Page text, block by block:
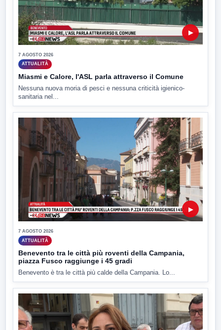
▶
7 AGOSTO 2026
ATTUALITÀ
Miasmi e Calore, l'ASL parla attraverso il Comune
Nessuna nuova moria di pesci e nessuna criticità igienico-
sanitaria nel...
▶
7 AGOSTO 2026
ATTUALITÀ
Benevento tra le città più roventi della Campania,
piazza Fusco raggiunge i 45 gradi
Benevento è tra le città più calde della Campania. Lo...